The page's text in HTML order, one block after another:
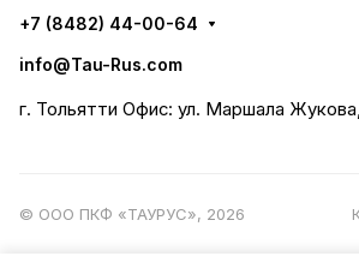
+7 (8482) 44-00-64
info@Tau-Rus.com
г. Тольятти Офис: ул. Маршала
© ООО ПКФ «ТАУРУС», 2026